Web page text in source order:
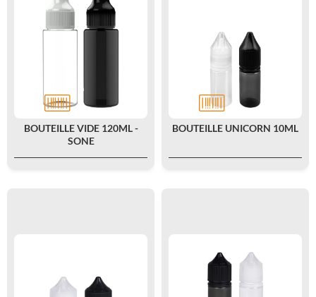
BOUTEILLE VIDE 120ML -
SONE
BOUTEILLE UNICORN 10ML